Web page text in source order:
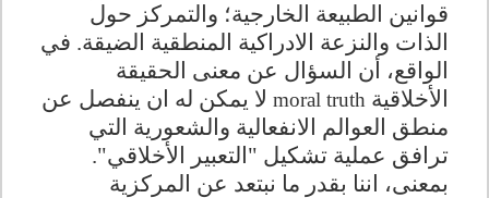
قوانين الطبيعة الخارجية؛ والتمركز حول
الذات والنزعة الادراكية المنطقية الضيقة. في
الواقع، أن السؤال عن معنى الحقيقة
الأخلاقية moral truth لا يمكن له ان ينفصل عن
منطق العوالم الانفعالية والشعورية التي
ترافق عملية تشكيل "التعبير الأخلاقي".
بمعنى، اننا بقدر ما نبتعد عن المركزية